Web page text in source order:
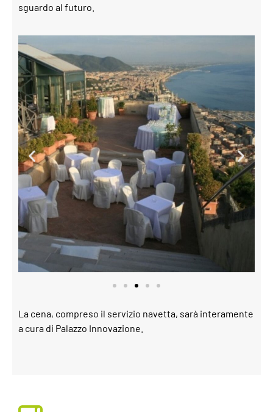
sguardo al futuro.
La cena, compreso il servizio navetta, sarà interamente
a cura di Palazzo Innovazione.